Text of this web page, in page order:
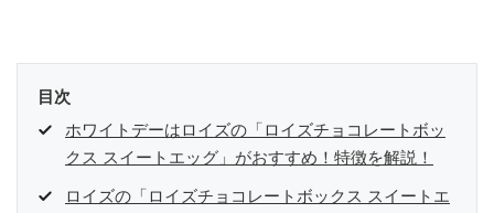
目次
ホワイトデーはロイズの「ロイズチョコレートボッ
クス スイートエッグ」がおすすめ！特徴を解説！
ロイズの「ロイズチョコレートボックス スイートエ